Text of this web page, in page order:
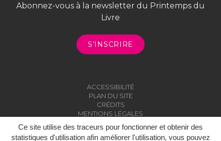
Ce site utilise des traceurs pour fonctionner et obtenir des
statistiques d'utilisation afin améliorer l'utilisation, vous pouvez
Abonnez-vous à la newsletter du Printemps du
Livre
S’INSCRIRE
ACCESSIBILITÉ
PLAN DU SITE
CRÉDITS
MENTIONS LÉGALES